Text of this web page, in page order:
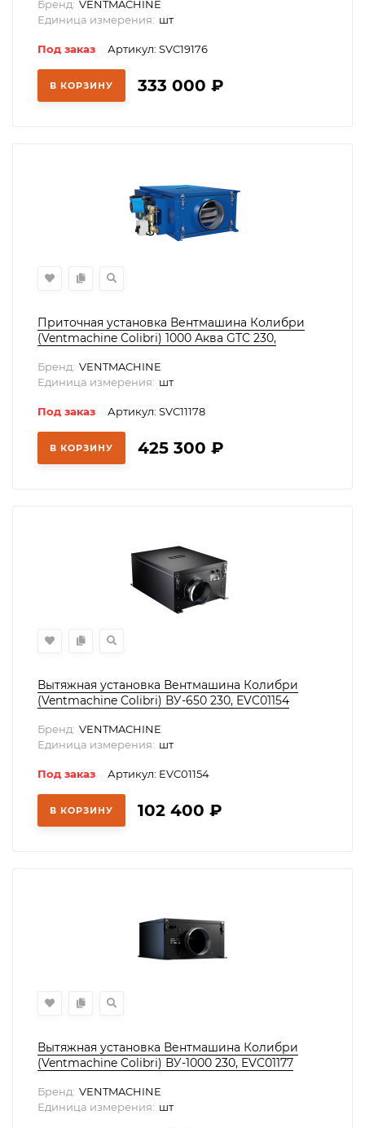
Бренд: VENTMACHINE
Единица измерения: шт
Под заказ Артикул: SVC19176
В КОРЗИНУ 333 000 ₽
Приточная установка Вентмашина Колибри
(Ventmachine Colibri) 1000 Аква GTC 230,
Бренд: VENTMACHINE
Единица измерения: шт
Под заказ Артикул: SVC11178
В КОРЗИНУ 425 300 ₽
Вытяжная установка Вентмашина Колибри
(Ventmachine Colibri) ВУ-650 230, EVC01154
Бренд: VENTMACHINE
Единица измерения: шт
Под заказ Артикул: EVC01154
В КОРЗИНУ 102 400 ₽
Вытяжная установка Вентмашина Колибри
(Ventmachine Colibri) ВУ-1000 230, EVC01177
Бренд: VENTMACHINE
Единица измерения: шт